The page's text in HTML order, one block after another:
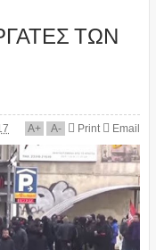
ΤΩΝ
A+ A- Print Email